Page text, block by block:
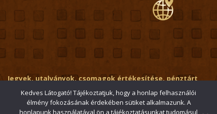
Jegyek, utalványok, csomagok értékesítése, pénztárt
érintő kérdések:
ertekesito@fehervar-arpadfurdo.hu
Általános érdeklődés: info@fehervar-arpadfurdo.hu
Kedves Látogató! Tájékoztatjuk, hogy a honlap felhasználói
élmény fokozásának érdekében sütiket alkalmazunk. A
honlapunk használatával ön a tájékoztatásunkat tudomásul